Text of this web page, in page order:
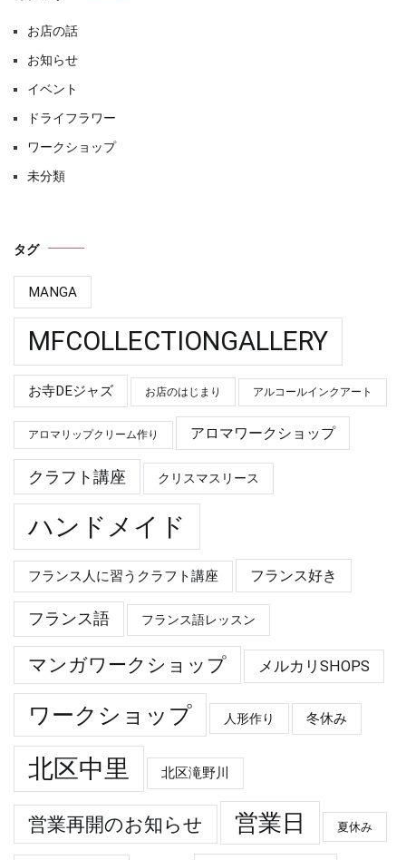
お店の話
お知らせ
イベント
ドライフラワー
ワークショップ
未分類
タグ
MANGA
MFCOLLECTIONGALLERY
お寺DEジャズ お店のはじまり アルコールインクアート
アロマリップクリーム作り アロマワークショップ
クラフト講座 クリスマスリース
ハンドメイド
フランス人に習うクラフト講座 フランス好き
フランス語 フランス語レッスン
マンガワークショップ メルカリSHOPS
ワークショップ 人形作り 冬休み
北区中里 北区滝野川
営業再開のお知らせ 営業日 夏休み